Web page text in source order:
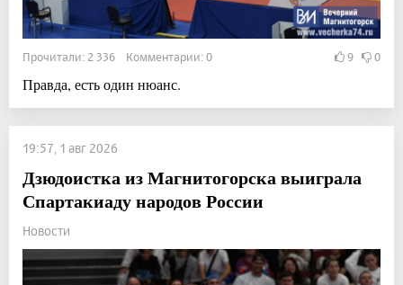
Прочитали: 2 336 Комментарии: 0 9 0
Правда, есть один нюанс.
19:57, 1 авг 2026
Дзюдоистка из Магнитогорска выиграла
Спартакиаду народов России
Новости